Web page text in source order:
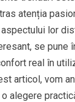
atenția
lor
se pune
real în
articol, vom
alegere